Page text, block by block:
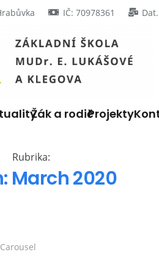
IČ: 70978361
Žák a rodičProjekty
Rubrika:
March 2020
Carousel